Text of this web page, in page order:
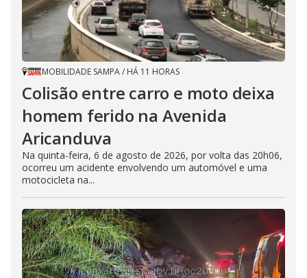
MOBILIDADE SAMPA/ HÁ 11 HORAS
Colisão entre carro e moto deixa
homem ferido na Avenida
Aricanduva
Na quinta-feira, 6 de agosto de 2026, por volta das 20h06,
ocorreu um acidente envolvendo um automóvel e uma
motocicleta na...